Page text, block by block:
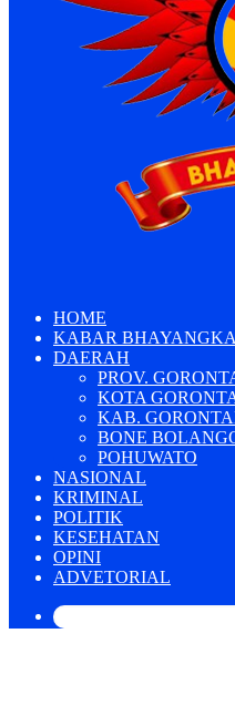
HOME
KABAR
DAERAH
PROV.
KOTA
KAB.
BONE
POHUWATO
NASIONAL
KRIMINAL
POLITIK
KESEHATAN
OPINI
ADVETORIAL